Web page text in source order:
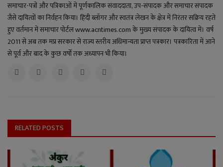
समाचार-पत्रों और पत्रिकाओं में पूर्णकालिक संवाददाता, उप-संपादक और समाचार संपादक
जैसे दायित्वों का निर्वहन किया। हिंदी ब्लॉगर और स्वतंत्र लेखन के क्षेत्र में निरंतर सक्रिय रहते
हुए वर्तमान में समाचार पोर्टल www.acntimes.com के मुख्य संपादक के दायित्व में। वर्ष
2011 से अब तक मप्र सरकार से राज्य स्तरीय अधिमान्यता प्राप्त पत्रकार। पत्रकारिता में आने
से पूर्व और बाद के कुछ वर्षों तक अध्यापन भी किया।
RELATED POSTS